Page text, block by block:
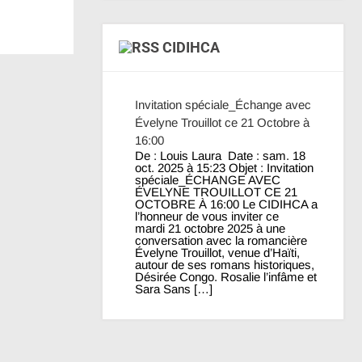
CIDIHCA
Invitation spéciale_Échange avec
Évelyne Trouillot ce 21 Octobre à
16:00
De : Louis Laura Date : sam. 18
oct. 2025 à 15:23 Objet : Invitation
spéciale_ÉCHANGE AVEC
ÉVELYNE TROUILLOT CE 21
OCTOBRE À 16:00 Le CIDIHCA a
l’honneur de vous inviter ce
mardi 21 octobre 2025 à une
conversation avec la romancière
Évelyne Trouillot, venue d’Haïti,
autour de ses romans historiques,
Désirée Congo. Rosalie l’infâme et
Sara Sans […]